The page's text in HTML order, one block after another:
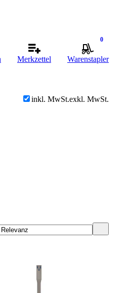
Merkzettel
0
Warenstapler
inkl. MwSt.exkl. MwSt.